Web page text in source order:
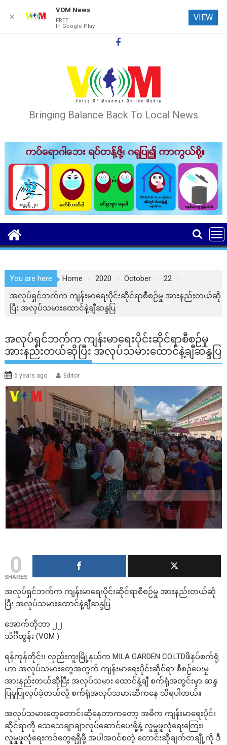
Bringing Balance Back To Local News
You are here Home 2020 October
22
အလုပ်ရှင်ဘက်က ကျန်းမာရေးပိုင်းဆိုင်ရာစီစဉ်မှု အားနည်းတယ်ဆို
ပြီး အလုပ်သမားထောင်နဲ့ချီဆန္ဒပြ
အလုပ်ရှင်ဘက်က ကျန်းမာရေးပိုင်းဆိုင်ရာစီစဉ်မှု
အားနည်းတယ်ဆိုပြီး အလုပ်သမားထောင်နဲ့ချီဆန္ဒပြ
6 years ago Editor
0
SHARES
အလုပ်ရှင်ဘက်က ကျန်းမာရေးပိုင်းဆိုင်ရာစီစဉ်မှု အားနည်းတယ်ဆို
ပြီး အလုပ်သမားထောင်နဲ့ချီဆန္ဒပြ
အောက်တိုဘာ ၂၂
သိင်္ဂီထွန်း (VOM )
ရန်ကုန်တိုင်း၊ လှည်းကူးမြို့နယ်က MILA GARDEN CO.LTDဖိနပ်စက်ရုံ
ဟာ အလုပ်သမားတွေအတွက် ကျန်းမာရေးပိုင်းဆိုင်ရာ စီစဉ်ပေးမှု
အားနည်းတယ်ဆိုပြီး အလုပ်သမား ထောင်နဲ့ချီ စက်ရုံအတွင်းမှာ ဆန္ဒ
ပြမှုပြုလုပ်ခဲ့တယ်လို့ စက်ရုံအလုပ်သမားဆီကနေ သိရပါတယ်။
အလုပ်သမားတွေတောင်းဆိုနေတာကတော့ အဓိက ကျန်းမာရေးပိုင်း
ဆိုင်ရာကို သေသေချာချာလုပ်ဆောင်ပေးဖို့နဲ့ လူမှုဖူလုံရေးကြေး၊
လူမှုဖူလုံရေးကဒ်တွေရရှိဖို့ အပါအဝင်စတဲ့ တောင်းဆိုချက်တချို့ကို ဒီ
✕
VOM News
FREE
In Google Play
VIEW